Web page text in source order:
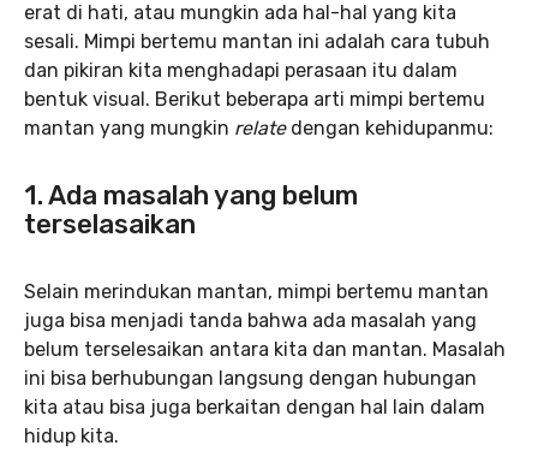
erat di hati, atau mungkin ada hal-hal yang kita
sesali. Mimpi bertemu mantan ini adalah cara tubuh
dan pikiran kita menghadapi perasaan itu dalam
bentuk visual. Berikut beberapa arti mimpi bertemu
mantan yang mungkin relatedengan kehidupanmu:
1. Ada masalah yang belum
terselasaikan
Selain merindukan mantan, mimpi bertemu mantan
juga bisa menjadi tanda bahwa ada masalah yang
belum terselesaikan antara kita dan mantan. Masalah
ini bisa berhubungan langsung dengan hubungan
kita atau bisa juga berkaitan dengan hal lain dalam
hidup kita.